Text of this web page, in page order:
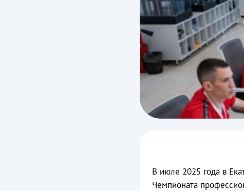
В июле 2025 года в
Чемпионата